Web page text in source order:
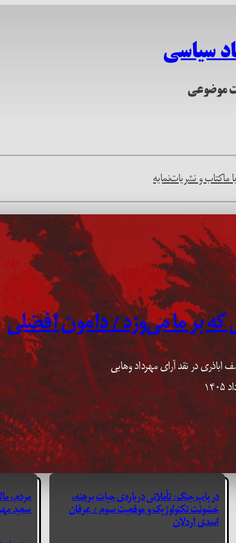
سیاسی
موضوعی
ماکتاب و نشریاتنمایه
بر ما می‌وزد / دامون افضلی
در نقد آرای مهرداد وهابی
در بابِ جنگ: تأملاتی درباره‌ی حیات برهنه،
خشونت تکنولوژیک و موقعیت سوم / عرفان
اسدی اردلان
مردم،
سعید